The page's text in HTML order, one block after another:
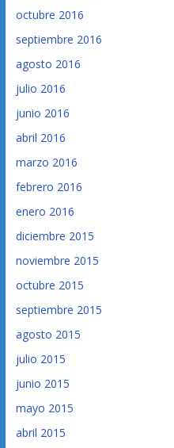
octubre 2016
septiembre 2016
agosto 2016
julio 2016
junio 2016
abril 2016
marzo 2016
febrero 2016
enero 2016
diciembre 2015
noviembre 2015
octubre 2015
septiembre 2015
agosto 2015
julio 2015
junio 2015
mayo 2015
abril 2015